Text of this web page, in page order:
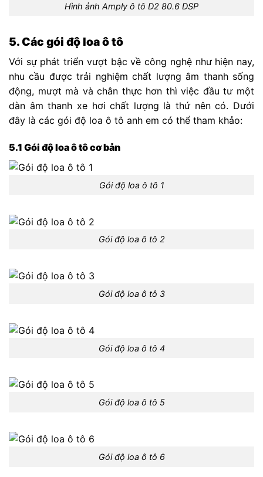
Hình ảnh Amply ô tô D2 80.6 DSP
5. Các gói độ loa ô tô
Với sự phát triển vượt bậc về công nghệ như hiện nay,
nhu cầu được trải nghiệm chất lượng âm thanh sống
động, mượt mà và chân thực hơn thì việc đầu tư một
dàn âm thanh xe hơi chất lượng là thứ nên có. Dưới
đây là các gói độ loa ô tô anh em có thể tham khảo:
5.1 Gói độ loa ô tô cơ bản
Gói độ loa ô tô 1
Gói độ loa ô tô 2
Gói độ loa ô tô 3
Gói độ loa ô tô 4
Gói độ loa ô tô 5
Gói độ loa ô tô 6